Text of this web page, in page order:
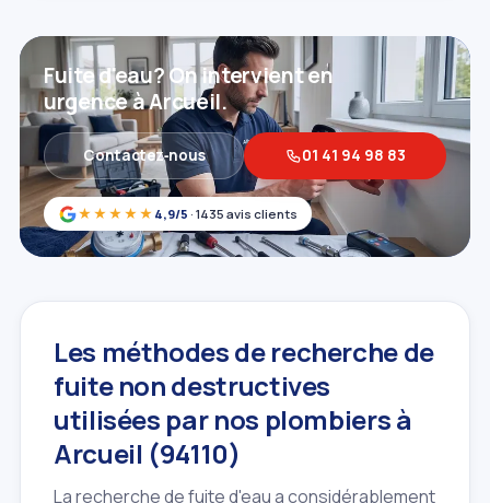
★★★★★ 4,9/5 · 1435 avis clients
Fuite d'eau? On intervient en
urgence à Arcueil.
Contactez‑nous 01 41 94 98 83
Les méthodes de recherche de
fuite non destructives
utilisées par nos plombiers à
Arcueil (94110)
La recherche de fuite d'eau a considérablement